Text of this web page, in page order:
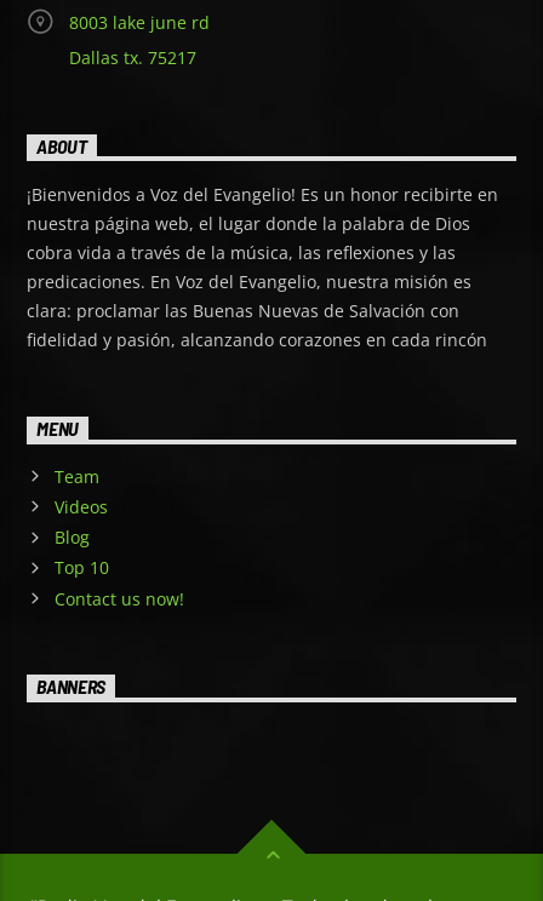
8003 lake june rd
Dallas tx. 75217
ABOUT
¡Bienvenidos a Voz del Evangelio! Es un honor recibirte en
nuestra página web, el lugar donde la palabra de Dios
cobra vida a través de la música, las reflexiones y las
predicaciones. En Voz del Evangelio, nuestra misión es
clara: proclamar las Buenas Nuevas de Salvación con
fidelidad y pasión, alcanzando corazones en cada rincón
MENU
Team
Videos
Blog
Top 10
Contact us now!
BANNERS